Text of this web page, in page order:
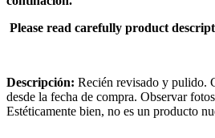
Please read carefully product
Descripción: Recién revisado y pulido.
desde la fecha de compra. Observar
Estéticamente bien, no es un producto